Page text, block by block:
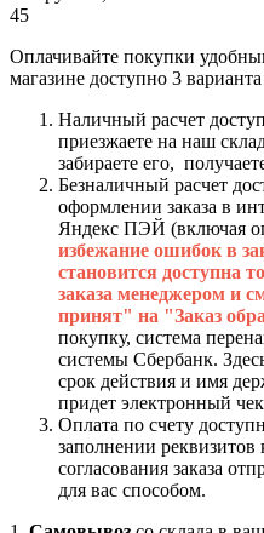
45
Оплачивайте покупки
магазине доступно 3
Наличный расчет
приезжаете на наш
забираете его,
Безналичный расчет
оформлении заказа в
Яндекс ПЭЙ (включая
избежание ошибок в
становится доступна
заказа менеджером и
принят" на "Заказ
покупку, система
системы Сбербанк.
срок действия и имя
придет электронный
Оплата по счету
заполнении
согласования заказа
для вас способом.